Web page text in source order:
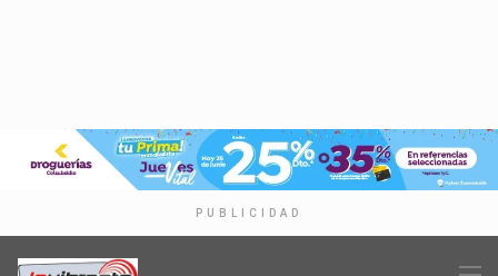
PUBLICIDAD